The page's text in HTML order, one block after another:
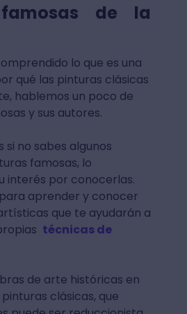
de la
lo que es una
qué las pinturas clásicas
hablemos un poco de
y sus autores.
si no sabes algunos
famosas, lo
interés por conocerlas.
aprender y conocer
que te ayudarán a
técnicas de
de arte históricas en
clásicas, que